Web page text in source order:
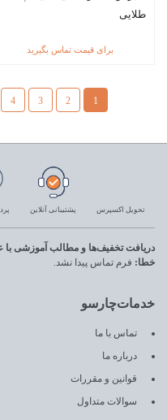
طلایی
برای قیمت تماس بگیرید
1
2
3
4
تحویل اکسپرس پشتیبانی آنلاین
خدمات‌چارسو
تماس با ما
درباره ما
قوانین و مقررات
سوالات متداول
دریافت تخفیف‌ها و مطالب آموزشی با
خطا: فرم تماس پیدا نشد.